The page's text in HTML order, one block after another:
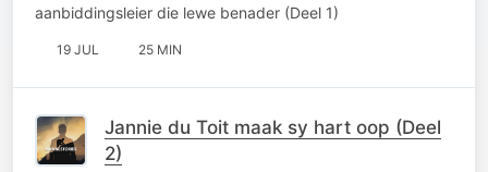
aanbiddingsleier die lewe benader (Deel 1)
19 JUL 25 MIN
Jannie du Toit maak sy hart oop (Deel
2)